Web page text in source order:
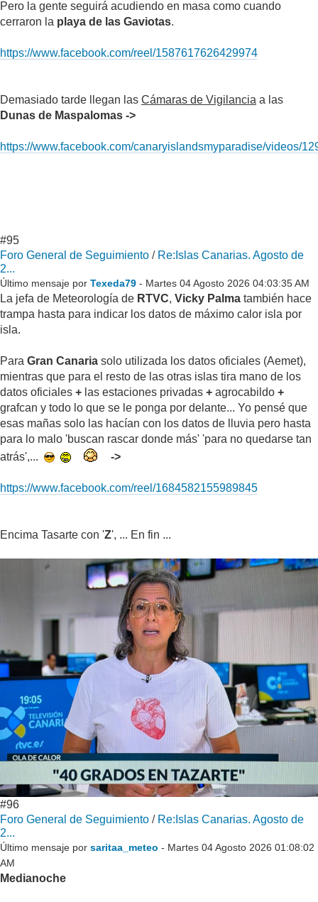
Pero la gente seguirá acudiendo en masa como cuando
cerraron la playa de las Gaviotas.
https://www.facebook.com/reel/1587617626429974
Demasiado tarde llegan las Cámaras de Vigilancia a las
Dunas de Maspalomas ->
https://www.facebook.com/canaryislandsmyparadise/videos/
#95
Foro General de Seguimiento / Re:Islas Canarias. Agosto de
2...
Último mensaje por Texeda79 - Martes 04 Agosto 2026 04:03:35 AM
La jefa de Meteorología de RTVC, Vicky Palma también hace
trampa hasta para indicar los datos de máximo calor isla por
isla.
Para Gran Canaria solo utilizada los datos oficiales (Aemet),
mientras que para el resto de las otras islas tira mano de los
datos oficiales + las estaciones privadas + agrocabildo +
grafcan y todo lo que se le ponga por delante... Yo pensé que
esas mañas solo las hacían con los datos de lluvia pero hasta
para lo malo 'buscan rascar donde más' 'para no quedarse tan
atrás',...
->
https://www.facebook.com/reel/1684582155989845
Encima Tasarte con 'Z', ... En fin ...
#96
Foro General de Seguimiento / Re:Islas Canarias. Agosto de
2...
Último mensaje por saritaa_meteo - Martes 04 Agosto 2026 01:08:02
AM
Medianoche